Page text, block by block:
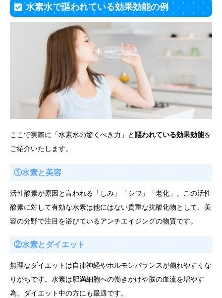
水素水で謳われている効果効能の例
ここで実際に「水素水の驚くべき力」と謳われている効果効能を
ご紹介いたします。
①水素と美容
活性酸素が原因と言われる「しみ」「シワ」「老化」。この活性
酸素に対して有効な水素は他にはない貴重な抗酸化物として、美
容の分野で注目を浴びているアンチエイジングの物質です。
②水素とダイエット
無理なダイエットは自律神経やホルモンバランスが崩れやすくな
りがちです。水素は肥満細胞への働きかけや脳の血流を増やす
為、ダイエット中の方にも最適です。